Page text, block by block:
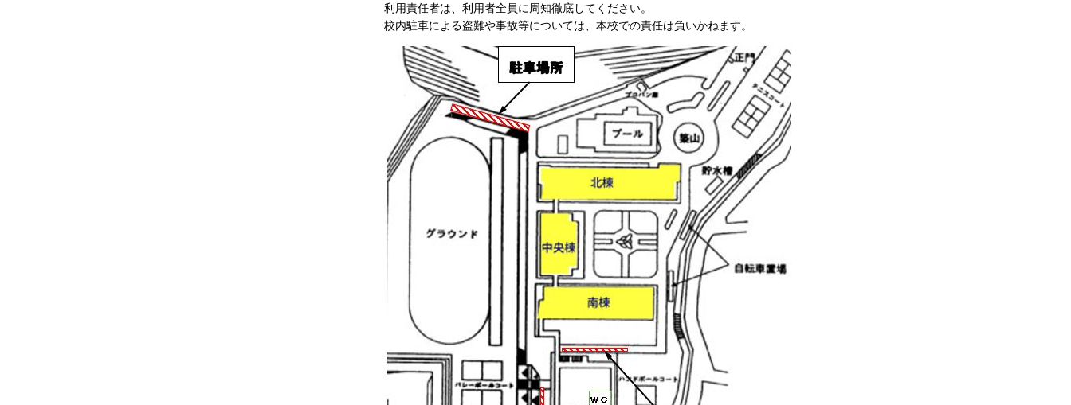
利用責任者は、利用者全員に周知徹底してください。
校内駐車による盗難や事故等については、本校での責任は負いかねます。